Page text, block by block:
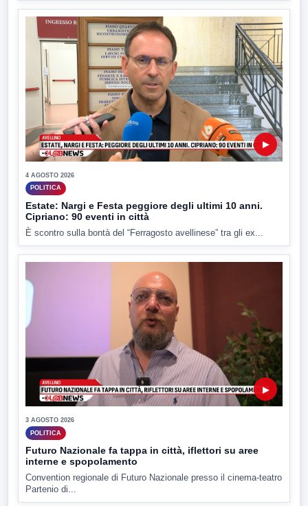
▶
4 AGOSTO 2026
POLITICA
Estate: Nargi e Festa peggiore degli ultimi 10 anni.
Cipriano: 90 eventi in città
È scontro sulla bontà del “Ferragosto avellinese” tra gli ex...
▶
3 AGOSTO 2026
POLITICA
Futuro Nazionale fa tappa in città, iflettori su aree
interne e spopolamento
Convention regionale di Futuro Nazionale presso il cinema-teatro
Partenio di...